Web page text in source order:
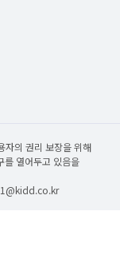
자의 권리 보장을 위해
를 열어두고 있음을